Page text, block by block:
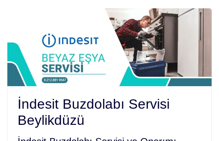
İndesit Buzdolabı Servisi
Beylikdüzü